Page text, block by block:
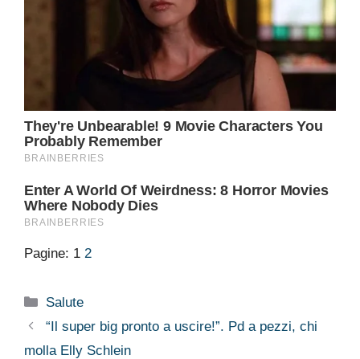
Pagine: 1 2
Categorie
Salute
“Il super big pronto a uscire!”. Pd a pezzi, chi
molla Elly Schlein